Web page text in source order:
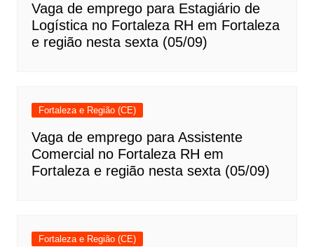
Vaga de emprego para Estagiário de
Logística no Fortaleza RH em Fortaleza
e região nesta sexta (05/09)
Fortaleza e Região (CE)
Vaga de emprego para Assistente
Comercial no Fortaleza RH em
Fortaleza e região nesta sexta (05/09)
Fortaleza e Região (CE)